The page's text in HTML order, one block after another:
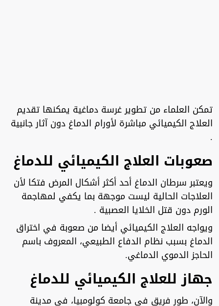
تمكن العلماء من تطوير غرسة دماغية يمكنها تقديم
العلاج الكيميائي مباشرة لأورام الدماغ دون آثار جانبية
.
صعوبات العلاج الكيميائي للدماغ
ويعتبر سرطان الدماغ أحد أكثر أشكال المرض فتكا لأن
العلاجات الحالية ليست موجهة بما يكفي لمهاجمة
الورم دون قتل الخلايا العصبية .
ويواجه العلاج الكيميائي أيضا من صعوبة في اختراق
الدماغ بسبب نظام الدفاع الطبيعي، المعروف باسم
الحاجز الدموي الدماغي.
جهاز للعلاج الكيميائي للدماغ
والآن، طور فريق في جامعة كولومبيا، في مدينة